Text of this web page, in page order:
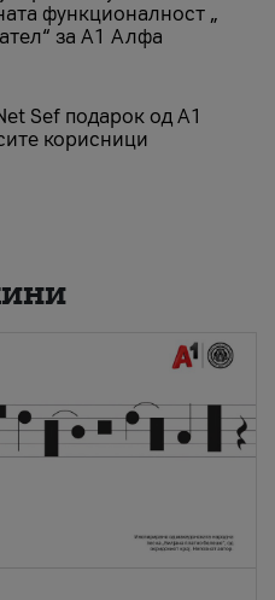
функционалност „
за А1 Алфа
Sеf подарок од А1
корисници